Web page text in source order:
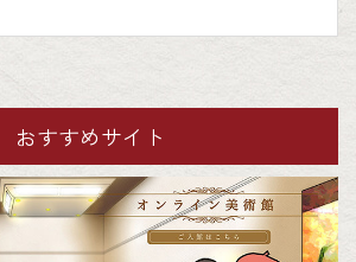
おすすめサイト